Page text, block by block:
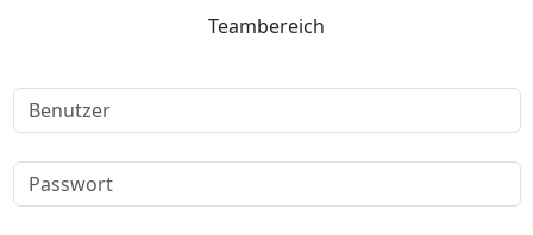
Teambereich